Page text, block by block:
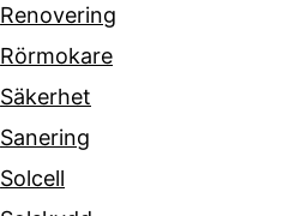
Renovering
Rörmokare
Säkerhet
Sanering
Solcell